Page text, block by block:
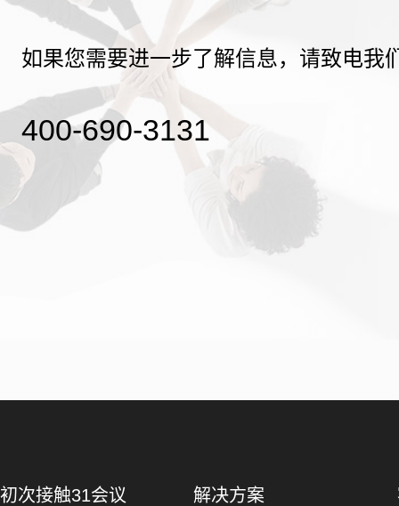
如果您需要进一步了解信息，请致电我
400-690-3131
初次接触31会议 解决方案